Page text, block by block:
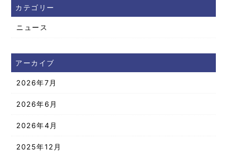
カテゴリー
ニュース
アーカイブ
2026年7月
2026年6月
2026年4月
2025年12月